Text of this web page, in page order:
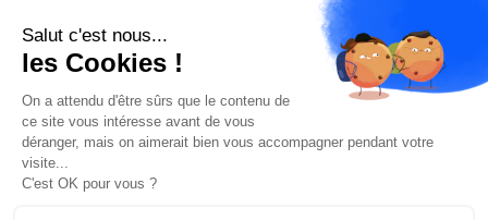
Télécharger le certificat